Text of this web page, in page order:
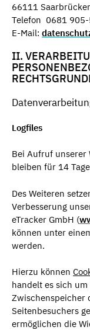
66111
Telefon 0681
E-Mail:
II.
Logfiles
Bei Aufruf unserer
bleiben für 14
Des Weiteren
Verbesserung
eTracker GmbH (
können unter
werden.
Hierzu können
handelt es sich
Zwischenspeicher
Seitenbesuchers
ermöglichen die